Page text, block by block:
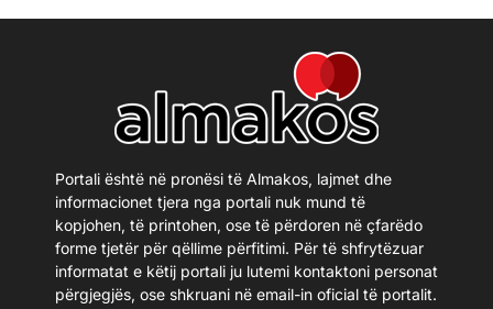
Portali është në pronësi të Almakos, lajmet dhe
informacionet tjera nga portali nuk mund të
kopjohen, të printohen, ose të përdoren në çfarëdo
forme tjetër për qëllime përfitimi. Për të shfrytëzuar
informatat e këtij portali ju lutemi kontaktoni personat
përgjegjës, ose shkruani në email-in oficial të portalit.